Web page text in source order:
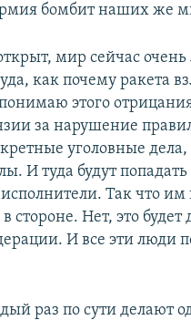
бомбит наших же
мир сейчас очень
как почему ракета
этого
за нарушение
уголовные
И туда будут
Так что им
стороне. Нет, это будет
И все эти люди
раз по сути делают